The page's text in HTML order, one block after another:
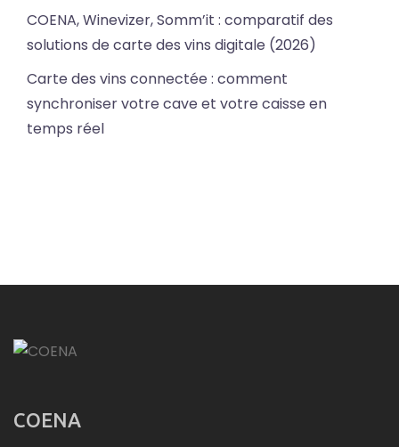
COENA, Winevizer, Somm’it : comparatif des
solutions de carte des vins digitale (2026)
Carte des vins connectée : comment
synchroniser votre cave et votre caisse en
temps réel
COENA